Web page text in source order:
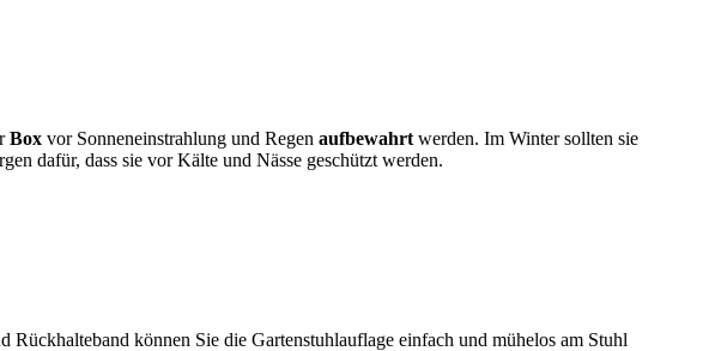
Box vor Sonneneinstrahlung und Regen aufbewahrt werden. Im Winter sollten sie
dafür, dass sie vor Kälte und Nässe geschützt werden.
können Sie die Gartenstuhlauflage einfach und mühelos am Stuhl